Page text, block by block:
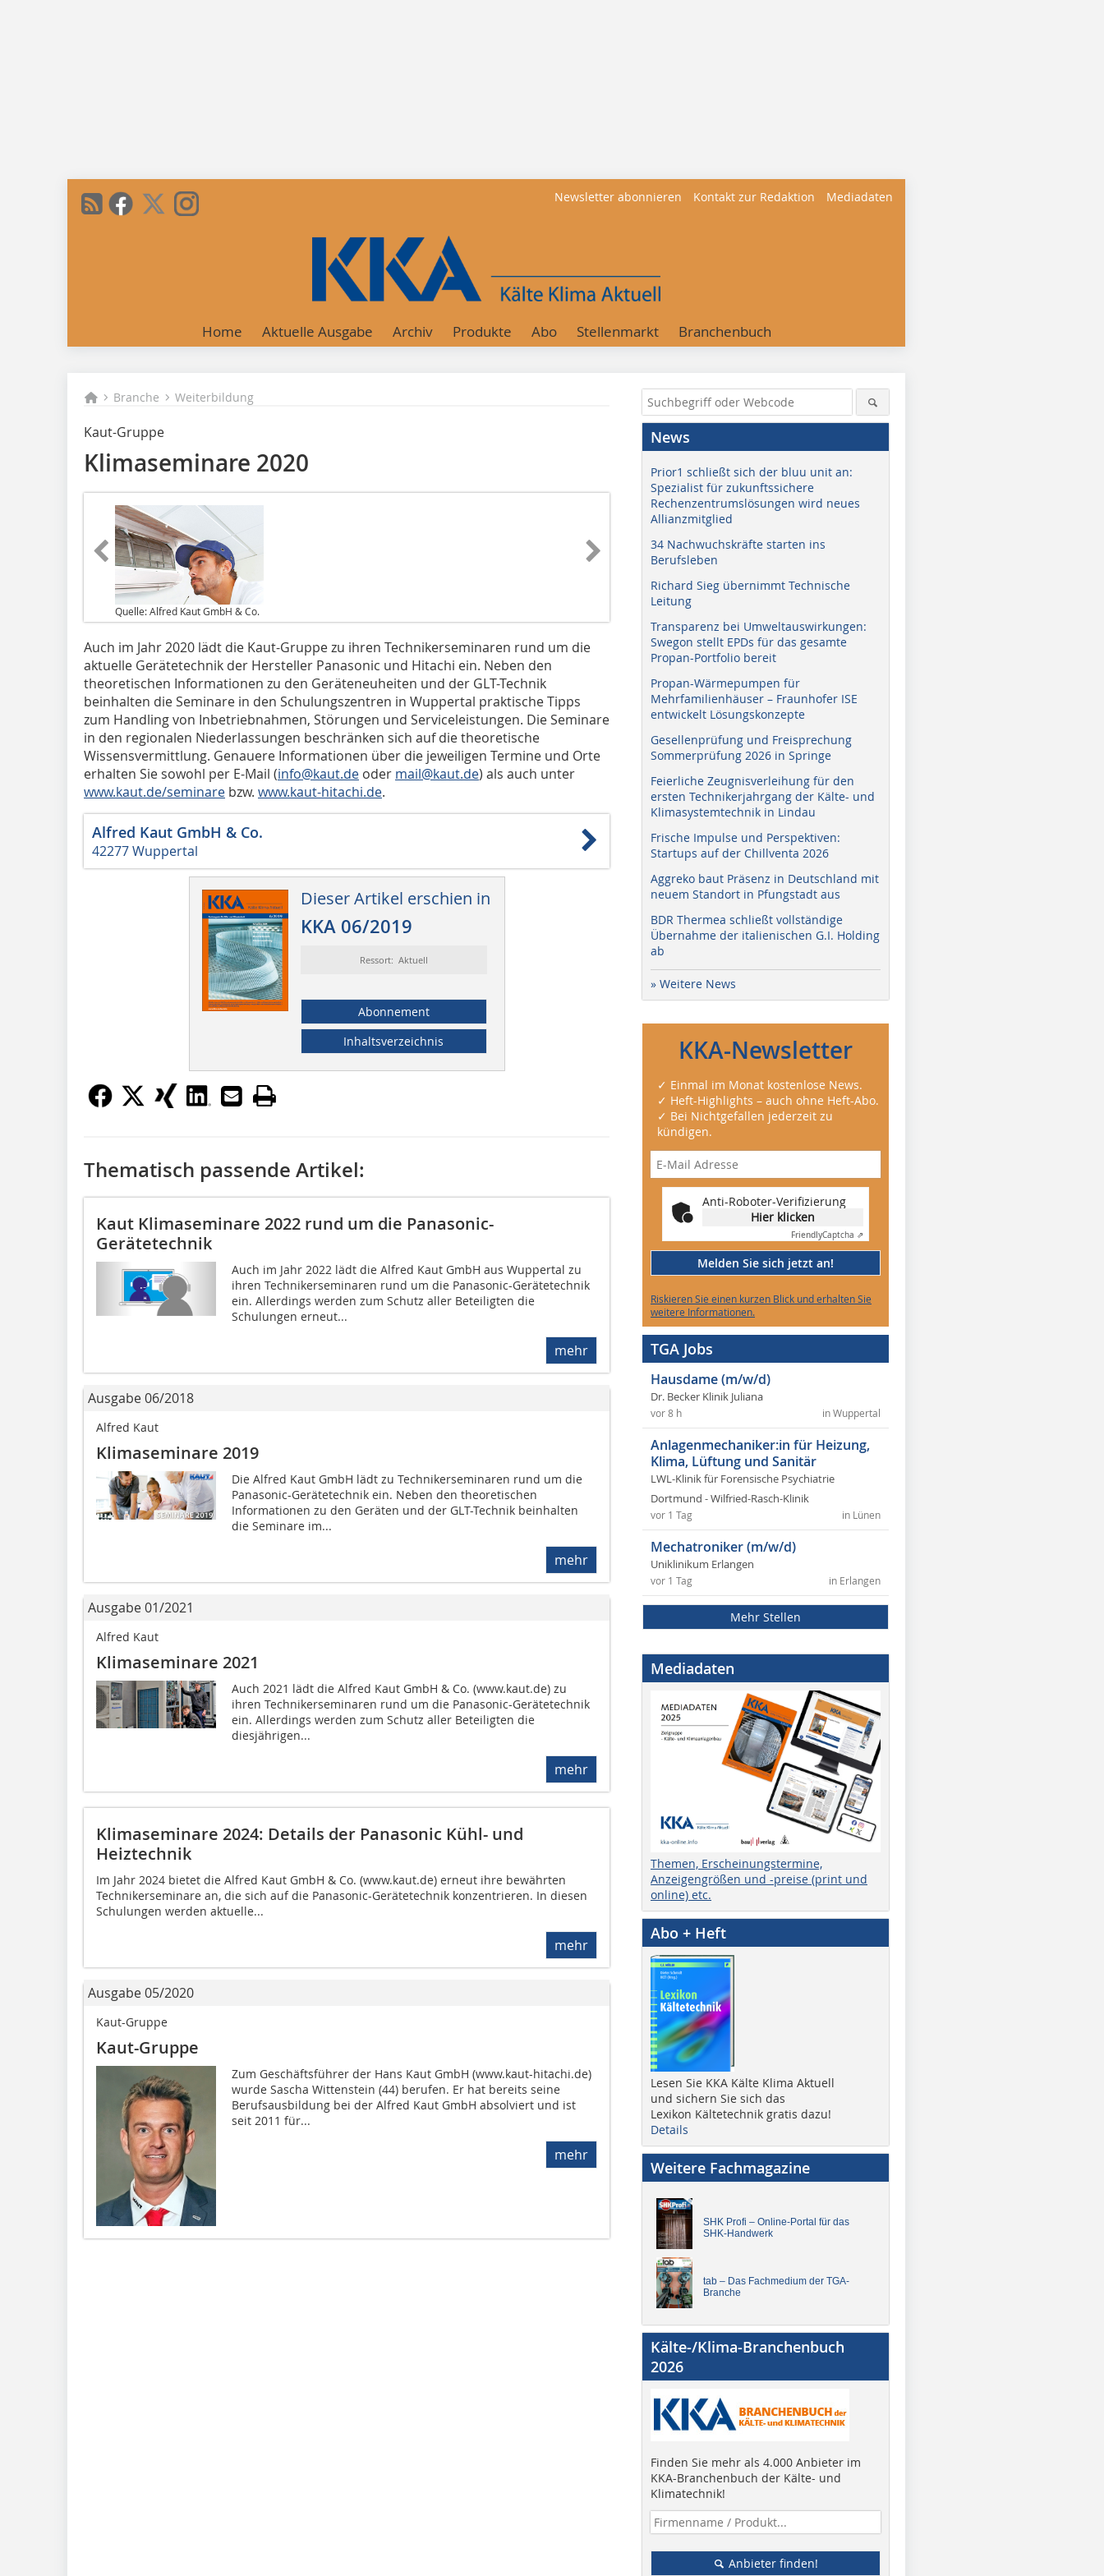
Newsletter abonnieren Kontakt zur Redaktion Mediadaten
Home Aktuelle Ausgabe Archiv Produkte Abo Stellenmarkt Branchenbuch
Branche Weiterbildung
Kaut-Gruppe
Klimaseminare 2020
Quelle: Alfred Kaut GmbH & Co.
Auch im Jahr 2020 lädt die Kaut-Gruppe zu ihren Technikerseminaren rund um die
aktuelle Gerätetechnik der Hersteller Panasonic und Hitachi ein. Neben den
theoretischen Informationen zu den Geräteneuheiten und der GLT-Technik
beinhalten die Seminare in den Schulungszentren in Wuppertal praktische Tipps
zum Handling von Inbetriebnahmen, Störungen und Serviceleistungen. Die Seminare
in den regionalen Niederlassungen beschränken sich auf die theoretische
Wissensvermittlung. Genauere Informationen über die jeweiligen Termine und Orte
erhalten Sie sowohl per E-Mail (info@kaut.de oder mail@kaut.de) als auch unter
www.kaut.de/seminare bzw. www.kaut-hitachi.de.
Alfred Kaut GmbH & Co.
42277 Wuppertal
Dieser Artikel erschien in
KKA 06/2019
Ressort: Aktuell
Abonnement
Inhaltsverzeichnis
Thematisch passende Artikel:
Kaut Klimaseminare 2022 rund um die Panasonic-
Gerätetechnik
Auch im Jahr 2022 lädt die Alfred Kaut GmbH aus Wuppertal zu
ihren Technikerseminaren rund um die Panasonic-Gerätetechnik
ein. Allerdings werden zum Schutz aller Beteiligten die
Schulungen erneut...
mehr
Ausgabe 06/2018
Alfred Kaut
Klimaseminare 2019
Die Alfred Kaut GmbH lädt zu Technikerseminaren rund um die
Panasonic-Gerätetechnik ein. Neben den theoretischen
Informationen zu den Geräten und der GLT-Technik beinhalten
die Seminare im...
mehr
Ausgabe 01/2021
Alfred Kaut
Klimaseminare 2021
Auch 2021 lädt die Alfred Kaut GmbH & Co. (www.kaut.de) zu
ihren Technikerseminaren rund um die Panasonic-Gerätetechnik
ein. Allerdings werden zum Schutz aller Beteiligten die
diesjährigen...
mehr
Klimaseminare 2024: Details der Panasonic Kühl- und
Heiztechnik
Im Jahr 2024 bietet die Alfred Kaut GmbH & Co. (www.kaut.de) erneut ihre bewährten
Technikerseminare an, die sich auf die Panasonic-Gerätetechnik konzentrieren. In diesen
Schulungen werden aktuelle...
mehr
Ausgabe 05/2020
Kaut-Gruppe
Kaut-Gruppe
Zum Geschäftsführer der Hans Kaut GmbH (www.kaut-hitachi.de)
wurde Sascha Wittenstein (44) berufen. Er hat bereits seine
Berufsausbildung bei der Alfred Kaut GmbH absolviert und ist
seit 2011 für...
mehr
News
Prior1 schließt sich der bluu unit an:
Spezialist für zukunftssichere
Rechenzentrumslösungen wird neues
Allianzmitglied
34 Nachwuchskräfte starten ins
Berufsleben
Richard Sieg übernimmt Technische
Leitung
Transparenz bei Umweltauswirkungen:
Swegon stellt EPDs für das gesamte
Propan-Portfolio bereit
Propan-Wärmepumpen für
Mehrfamilienhäuser – Fraunhofer ISE
entwickelt Lösungskonzepte
Gesellenprüfung und Freisprechung
Sommerprüfung 2026 in Springe
Feierliche Zeugnisverleihung für den
ersten Technikerjahrgang der Kälte- und
Klimasystemtechnik in Lindau
Frische Impulse und Perspektiven:
Startups auf der Chillventa 2026
Aggreko baut Präsenz in Deutschland mit
neuem Standort in Pfungstadt aus
BDR Thermea schließt vollständige
Übernahme der italienischen G.I. Holding
ab
» Weitere News
KKA-Newsletter
✓ Einmal im Monat kostenlose News.
✓ Heft-Highlights – auch ohne Heft-Abo.
✓ Bei Nichtgefallen jederzeit zu
kündigen.
Anti-Roboter-Verifizierung
Hier klicken
FriendlyCaptcha ⇗
Melden Sie sich jetzt an!
Riskieren Sie einen kurzen Blick und erhalten Sie
weitere Informationen.
TGA Jobs
Hausdame (m/w/d)
Dr. Becker Klinik Juliana
in Wuppertal
vor 8 h
Anlagenmechaniker:in für Heizung,
Klima, Lüftung und Sanitär
LWL-Klinik für Forensische Psychiatrie
Dortmund - Wilfried-Rasch-Klinik
in Lünen
vor 1 Tag
Mechatroniker (m/w/d)
Uniklinikum Erlangen
in Erlangen
vor 1 Tag
Mehr Stellen
Mediadaten
Themen, Erscheinungstermine,
Anzeigengrößen und -preise (print und
online) etc.
Abo + Heft
Lesen Sie KKA Kälte Klima Aktuell
und sichern Sie sich das
Lexikon Kältetechnik gratis dazu!
Details
Weitere Fachmagazine
SHK Profi – Online-Portal für das
SHK-Handwerk
tab – Das Fachmedium der TGA-
Branche
Kälte-/Klima-Branchenbuch
2026
Finden Sie mehr als 4.000 Anbieter im
KKA-Branchenbuch der Kälte- und
Klimatechnik!
Anbieter finden!